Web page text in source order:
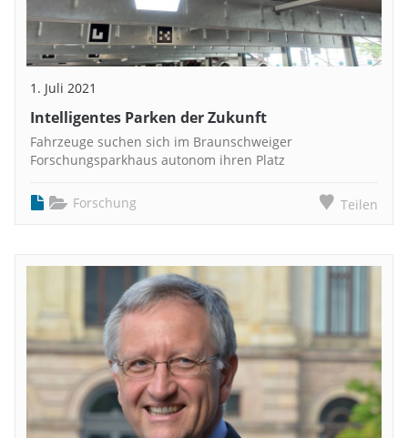
1. Juli 2021
Intelligentes Parken der Zukunft
Fahrzeuge suchen sich im Braunschweiger
Forschungsparkhaus autonom ihren Platz
Forschung Teilen